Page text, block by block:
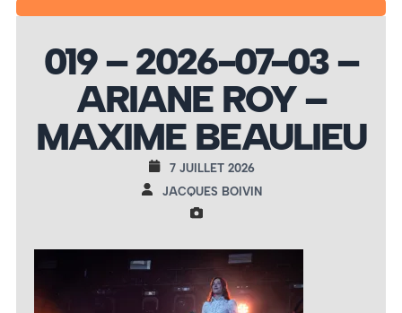
019 – 2026-07-03 –
ARIANE ROY –
MAXIME BEAULIEU
7 JUILLET 2026
JACQUES BOIVIN